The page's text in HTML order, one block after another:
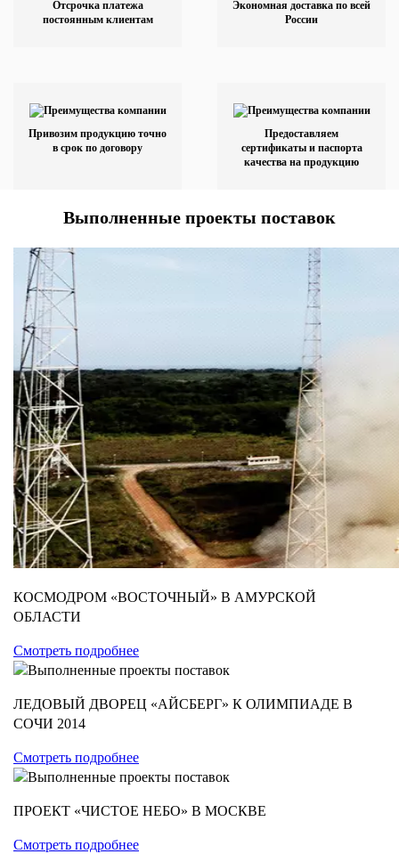
Отсрочка платежа
постоянным клиентам
Экономная доставка по всей
России
Привозим продукцию точно
в срок по договору
Предоставляем
сертификаты и паспорта
качества на продукцию
Выполненные проекты поставок
КОСМОДРОМ «ВОСТОЧНЫЙ» В АМУРСКОЙ
ОБЛАСТИ
Смотреть подробнее
ЛЕДОВЫЙ ДВОРЕЦ «АЙСБЕРГ» К ОЛИМПИАДЕ В
СОЧИ 2014
Смотреть подробнее
ПРОЕКТ «ЧИСТОЕ НЕБО» В МОСКВЕ
Смотреть подробнее